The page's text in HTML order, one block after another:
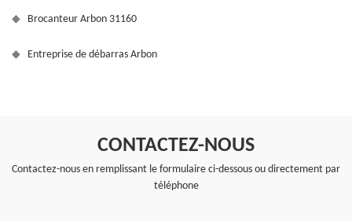
Brocanteur Arbon 31160
Entreprise de débarras Arbon
CONTACTEZ-NOUS
Contactez-nous en remplissant le formulaire ci-dessous ou directement par
téléphone